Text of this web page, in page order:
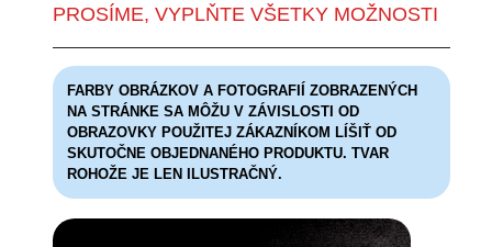
PROSÍME, VYPLŇTE VŠETKY MOŽNOSTI
FARBY OBRÁZKOV A FOTOGRAFIÍ ZOBRAZENÝCH
NA STRÁNKE SA MÔŽU V ZÁVISLOSTI OD
OBRAZOVKY POUŽITEJ ZÁKAZNÍKOM LÍŠIŤ OD
SKUTOČNE OBJEDNANÉHO PRODUKTU. TVAR
ROHOŽE JE LEN ILUSTRAČNÝ.